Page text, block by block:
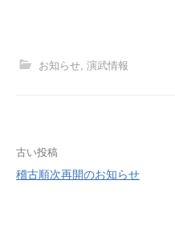
お知らせ 演武情報
投
稿
古い投稿
稽古順次再開のお知らせ